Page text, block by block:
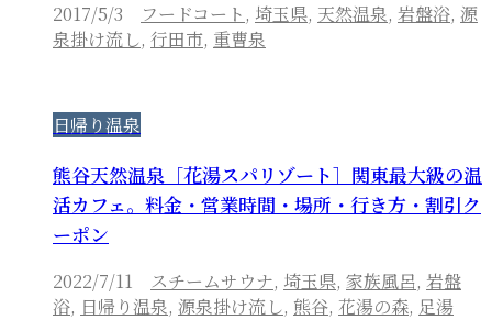
2017/5/3 フードコート , 埼玉県, 天然温泉, 岩盤浴, 源
泉掛け流し, 行田市, 重曹泉
日帰り温泉
熊谷天然温泉［花湯スパリゾート］関東最大級の温
活カフェ。料金・営業時間・場所・行き方・割引ク
ーポン
2022/7/11 スチームサウナ, 埼玉県, 家族風呂, 岩盤
浴, 日帰り温泉, 源泉掛け流し, 熊谷, 花湯の森, 足湯